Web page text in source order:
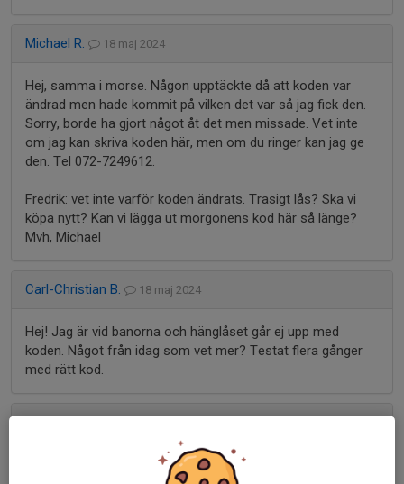
Michael R. 18 maj 2024
Hej, samma i morse. Någon upptäckte då att koden var
ändrad men hade kommit på vilken det var så jag fick den.
Sorry, borde ha gjort något åt det men missade. Vet inte
om jag kan skriva koden här, men om du ringer kan jag ge
den. Tel 072-7249612.
Fredrik: vet inte varför koden ändrats. Trasigt lås? Ska vi
köpa nytt? Kan vi lägga ut morgonens kod här så länge?
Mvh, Michael
Carl-Christian B. 18 maj 2024
Hej! Jag är vid banorna och hänglåset går ej upp med
koden. Något från idag som vet mer? Testat flera gånger
med rätt kod.
Leo R.